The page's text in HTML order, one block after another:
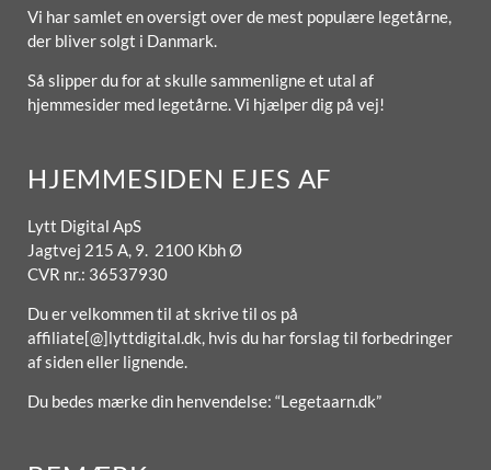
Vi har samlet en oversigt over de mest populære legetårne,
der bliver solgt i Danmark.
Så slipper du for at skulle sammenligne et utal af
hjemmesider med legetårne. Vi hjælper dig på vej!
HJEMMESIDEN EJES AF
Lytt Digital ApS
Jagtvej 215 A, 9. 2100 Kbh Ø
CVR nr.: 36537930
Du er velkommen til at skrive til os på
affiliate[@]lyttdigital.dk, hvis du har forslag til forbedringer
af siden eller lignende.
Du bedes mærke din henvendelse: “Legetaarn.dk”